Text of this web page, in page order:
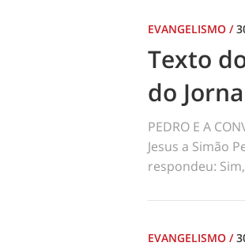
EVANGELISMO /
Texto
do
PEDRO E A
Jesus a Simão
respondeu:
EVANGELISMO /